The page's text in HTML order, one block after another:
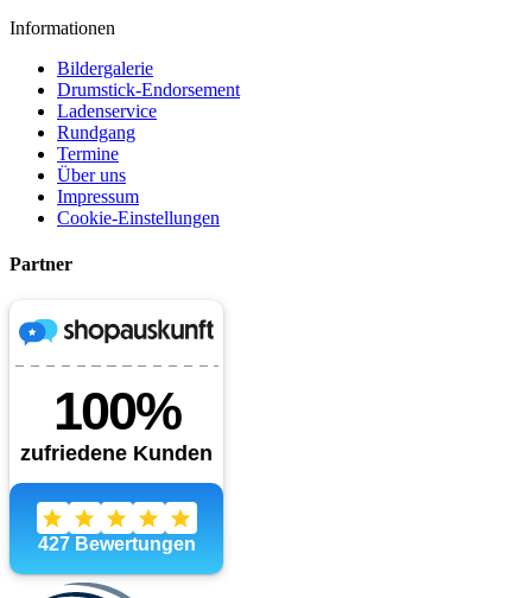
Informationen
Bildergalerie
Drumstick-Endorsement
Ladenservice
Rundgang
Termine
Über uns
Impressum
Cookie-Einstellungen
Partner